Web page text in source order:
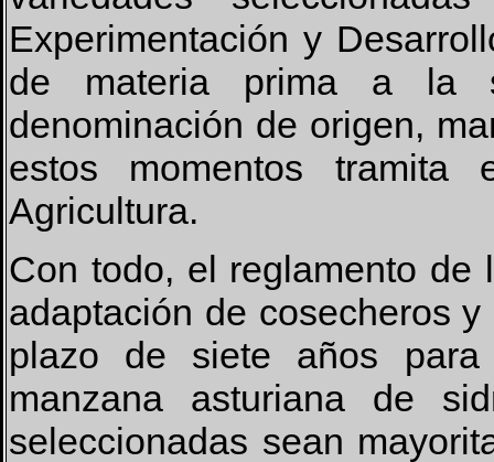
Experimentación y
de materia prima a la
denominación de origen,
estos momentos
Agricultura.
Con todo, el reglamento de
adaptación de cosecheros
plazo de siete años para
manzana asturiana de
seleccionadas sean